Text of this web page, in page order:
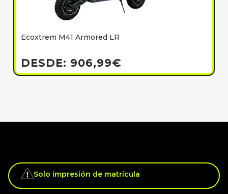
Ecoxtrem M41 Armored LR
DESDE: 906,99€
Solo impresión de matrícula